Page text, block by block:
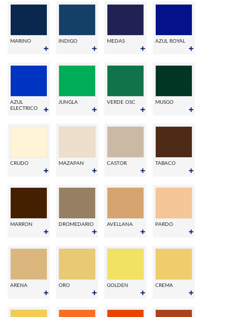
MARINO INDIGO MEDAS AZUL ROYAL
AZUL
ELECTRICO
JUNGLA VERDE OSC MUSGO
CRUDO MAZAPAN CASTOR TABACO
MARRON DROMEDARIO AVELLANA PARDO
ARENA ORO GOLDEN CREMA